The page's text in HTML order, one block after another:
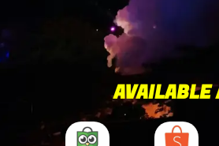
AVAILABLE